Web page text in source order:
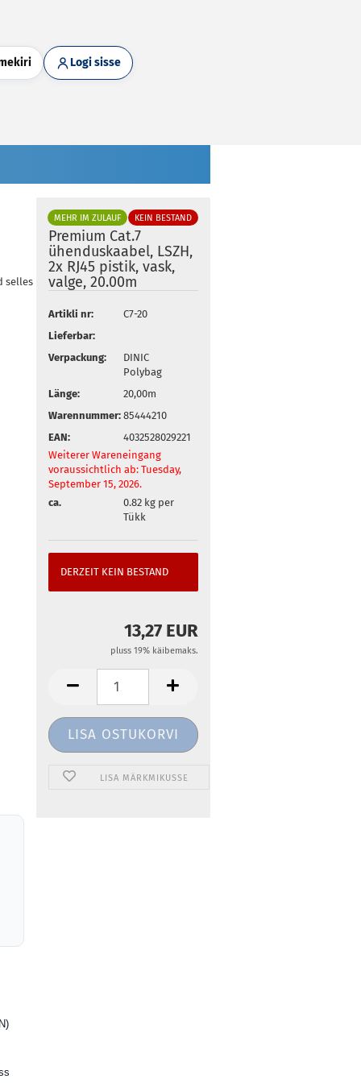
Logi sisse
selles kategoorias
MEHR IM ZULAUF KEIN BESTAND
Premium Cat.7
ühenduskaabel, LSZH,
2x RJ45 pistik, vask,
valge, 20.00m
Artikli nr:
C7-20
Lieferbar:
Verpackung:
DINIC
Polybag
Länge:
20,00m
Warennummer: 85444210
EAN:
4032528029221
Weiterer Wareneingang
voraussichtlich ab: Tuesday,
September 15, 2026.
ca.
0.82kg per
Tükk
DERZEIT KEIN BESTAND
13,27 EUR
pluss 19% käibemaks.
LISA MÄRKMIKUSSE